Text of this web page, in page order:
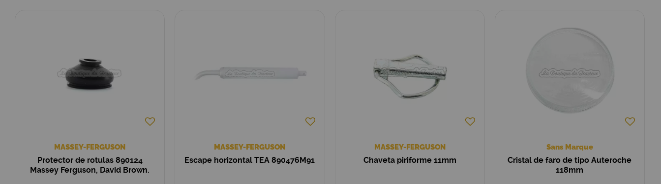
MASSEY-FERGUSON
Protector de rotulas 890124
Massey Ferguson, David Brown.
MASSEY-FERGUSON
Escape horizontal TEA 890476M91
MASSEY-FERGUSON
Chaveta piriforme 11mm
Sans Marque
Cristal de faro de tipo Auteroche
118mm